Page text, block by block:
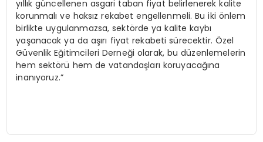
yıllık güncellenen asgari taban fiyat belirlenerek kalite
korunmalı ve haksız rekabet engellenmeli. Bu iki önlem
birlikte uygulanmazsa, sektörde ya kalite kaybı
yaşanacak ya da aşırı fiyat rekabeti sürecektir. Özel
Güvenlik Eğitimcileri Derneği olarak, bu düzenlemelerin
hem sektörü hem de vatandaşları koruyacağına
inanıyoruz.”